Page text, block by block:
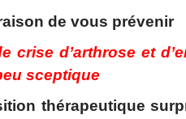
de vous prévenir
crise d’arthrose et
sceptique
thérapeutique